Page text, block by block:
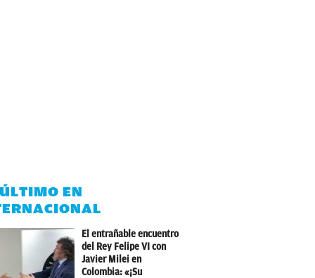
EN
El entrañable encuentro
del Rey Felipe VI con
Javier Milei en
Colombia: «¡Su